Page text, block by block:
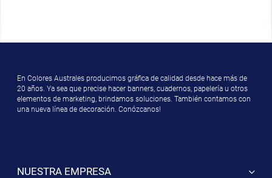
En Colores Australes producimos gráfica de calidad desde hace más de
20 años. Ya sea que precise hacer banners, cuadernos, papelería u otros
elementos de marketing, brindamos soluciones. También contamos con
una nueva línea de decoración. Conózcanos!
NUESTRA EMPRESA